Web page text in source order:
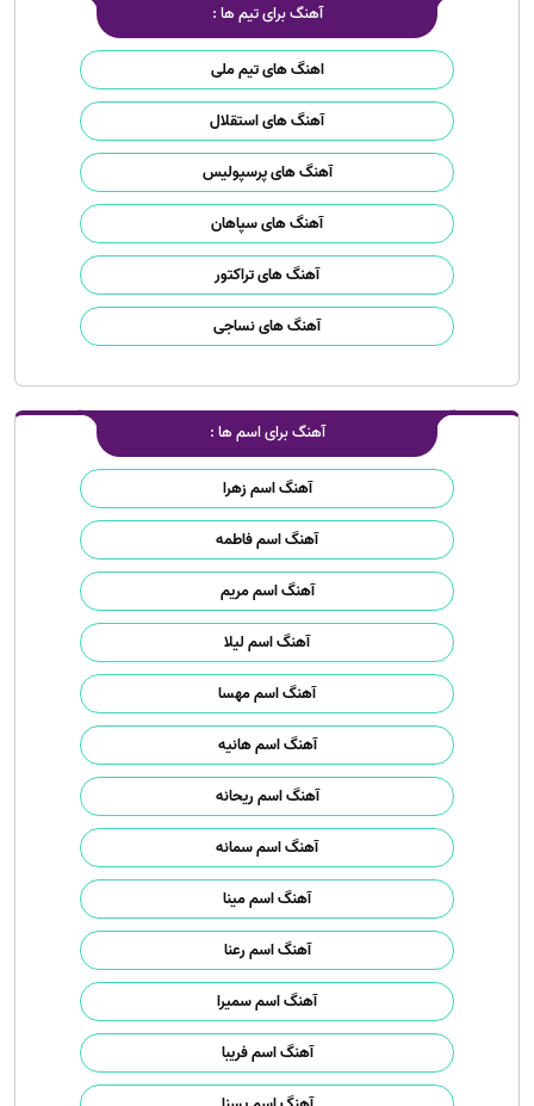
آهنگ برای تیم ها :
اهنگ های تیم ملی
آهنگ های استقلال
آهنگ های پرسپولیس
آهنگ های سپاهان
آهنگ های تراکتور
آهنگ های نساجی
آهنگ برای اسم ها :
آهنگ اسم زهرا
آهنگ اسم فاطمه
آهنگ اسم مریم
آهنگ اسم لیلا
آهنگ اسم مهسا
آهنگ اسم هانیه
آهنگ اسم ریحانه
آهنگ اسم سمانه
آهنگ اسم مینا
آهنگ اسم رعنا
آهنگ اسم سمیرا
آهنگ اسم فریبا